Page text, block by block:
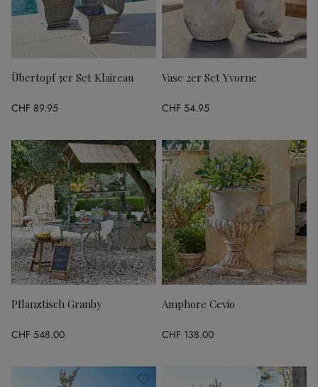
Übertopf 3er Set Klaireau
CHF 89.95
Vase 2er Set Yvorne
CHF 54.95
Pflanztisch Granby
CHF 548.00
Amphore Cevio
CHF 138.00